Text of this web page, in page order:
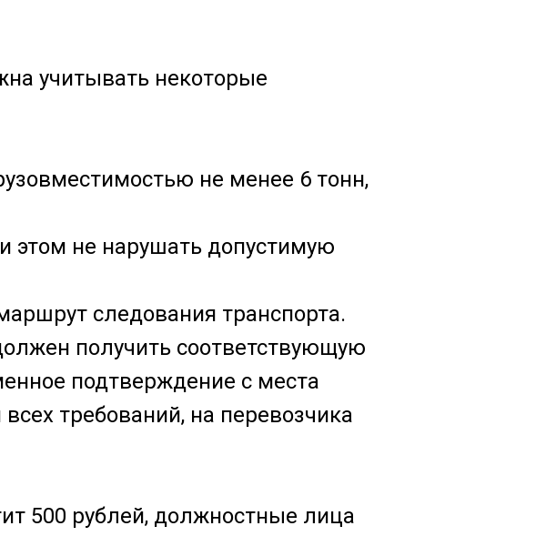
учитывать некоторые
не менее 6 тонн,
этом не нарушать допустимую
следования транспорта.
получить соответствующую
подтверждение с места
требований, на перевозчика
500 рублей, должностные лица